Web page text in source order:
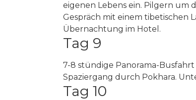
eigenen Lebens ein. Pilgern um
Gespräch mit einem tibetischen
Übernachtung im Hotel.
Tag 9
7-8 stündige Panorama-
Spaziergang durch Pokhara.
Tag 10